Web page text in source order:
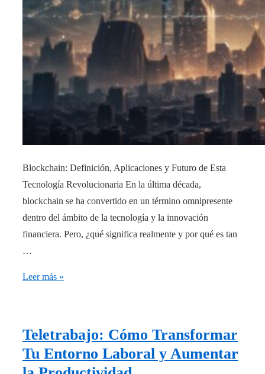
Blockchain: Definición, Aplicaciones y Futuro de Esta
Tecnología Revolucionaria En la última década,
blockchain se ha convertido en un término omnipresente
dentro del ámbito de la tecnología y la innovación
financiera. Pero, ¿qué significa realmente y por qué es tan
…
Blockchain:
Futuro
de
Leer más »
Teletrabajo: Cómo Transformar
Tu Entorno Laboral y Aumentar